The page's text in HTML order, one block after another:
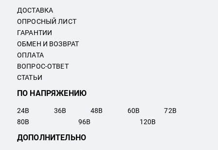
ДОСТАВКА
ОПРОСНЫЙ ЛИСТ
ГАРАНТИИ
ОБМЕН И ВОЗВРАТ
ОПЛАТА
ВОПРОС-ОТВЕТ
СТАТЬИ
ПО НАПРЯЖЕНИЮ
24В 36В 48В 60В 72В
80В 96В 120В
ДОПОЛНИТЕЛЬНО